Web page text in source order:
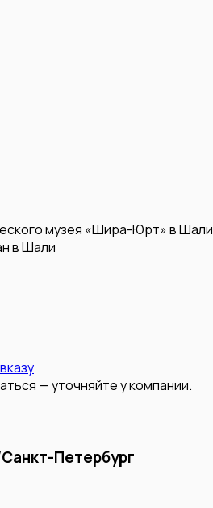
музея «Шира-Юрт» в Шали
в Шали
— уточняйте у компании.
Петербург